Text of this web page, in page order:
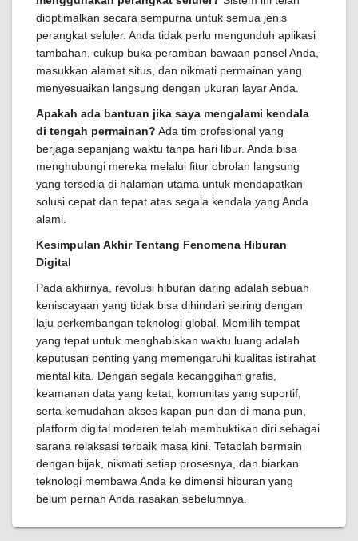
dioptimalkan secara sempurna untuk semua jenis
perangkat seluler. Anda tidak perlu mengunduh aplikasi
tambahan, cukup buka peramban bawaan ponsel Anda,
masukkan alamat situs, dan nikmati permainan yang
menyesuaikan langsung dengan ukuran layar Anda.
Apakah ada bantuan jika saya mengalami kendala
di tengah permainan? Ada tim profesional yang
berjaga sepanjang waktu tanpa hari libur. Anda bisa
menghubungi mereka melalui fitur obrolan langsung
yang tersedia di halaman utama untuk mendapatkan
solusi cepat dan tepat atas segala kendala yang Anda
alami.
Kesimpulan Akhir Tentang Fenomena Hiburan
Digital
Pada akhirnya, revolusi hiburan daring adalah sebuah
keniscayaan yang tidak bisa dihindari seiring dengan
laju perkembangan teknologi global. Memilih tempat
yang tepat untuk menghabiskan waktu luang adalah
keputusan penting yang memengaruhi kualitas istirahat
mental kita. Dengan segala kecanggihan grafis,
keamanan data yang ketat, komunitas yang suportif,
serta kemudahan akses kapan pun dan di mana pun,
platform digital moderen telah membuktikan diri sebagai
sarana relaksasi terbaik masa kini. Tetaplah bermain
dengan bijak, nikmati setiap prosesnya, dan biarkan
teknologi membawa Anda ke dimensi hiburan yang
belum pernah Anda rasakan sebelumnya.